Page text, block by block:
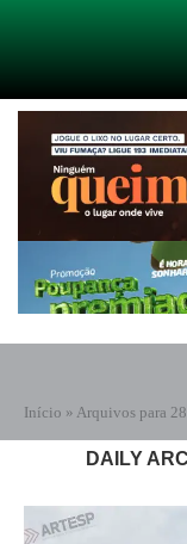
Início » Arquivos para
DAILY